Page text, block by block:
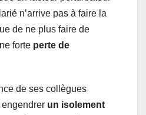
n’arrive pas à faire la
de ne plus faire de
forte perte de
de ses collègues
un isolement